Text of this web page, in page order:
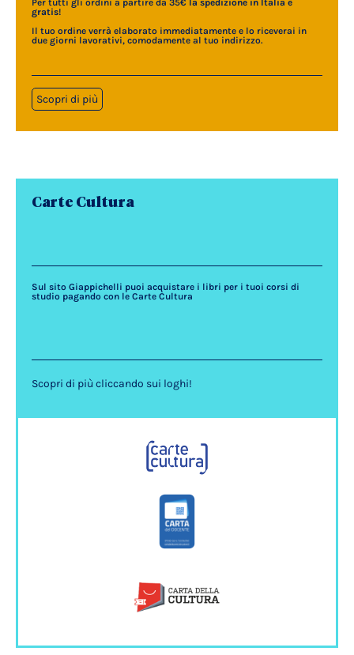
Per tutti gli ordini a partire da 35€ la spedizione in Italia è
gratis!
Il tuo ordine verrà elaborato immediatamente e lo riceverai in
due giorni lavorativi, comodamente al tuo indirizzo.
Scopri di più
Carte Cultura
Sul sito Giappichelli puoi acquistare i libri per i tuoi corsi di
studio pagando con le Carte Cultura
Scopri di più cliccando sui loghi!